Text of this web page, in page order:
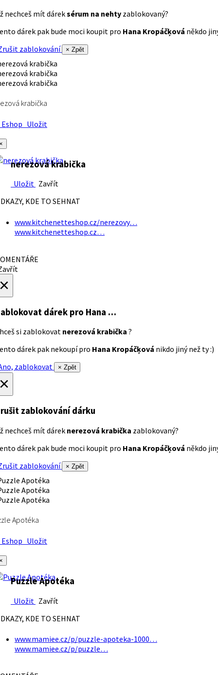
nechceš mít dáreksérum na nehty zablokovaný?
dárek pak bude moci koupit pro Hana Kropáčķová někdo
zablokování
× Zpět
krabička
Uložit
nerezová krabička
Uložit Zavřít
KDE TO SEHNAT
www.kitchenetteshop.cz/nerezovy…
www.kitchenetteshop.cz…
dárek pro Hana …
si zablokovat nerezová krabička ?
dárek pak nekoupí pro Hana Kropáčķová nikdo jiný než ty :)
zablokovat
× Zpět
zablokování dárku
nechceš mít dárek nerezová krabička zablokovaný?
dárek pak bude moci koupit pro Hana Kropáčķová někdo
zablokování
× Zpět
Apotéka
Uložit
Puzzle Apotéka
Uložit Zavřít
KDE TO SEHNAT
www.mamiee.cz/p/puzzle-apoteka-1000…
www.mamiee.cz/p/puzzle…